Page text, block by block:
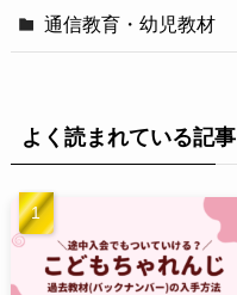
通信教育・幼児教材
よく読まれている記事